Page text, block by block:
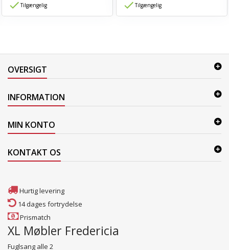
Tilgængelig Tilgængelig
OVERSIGT
INFORMATION
MIN KONTO
KONTAKT OS
Hurtig levering
14 dages fortrydelse
Prismatch
XL Møbler Fredericia
Fuglsang alle 2